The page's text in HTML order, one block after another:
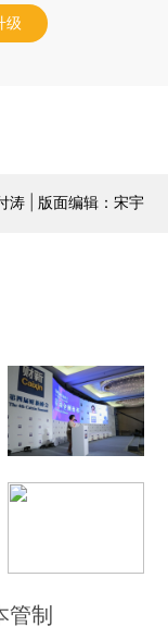
级
涛 | 版面编辑：宋宇
管制